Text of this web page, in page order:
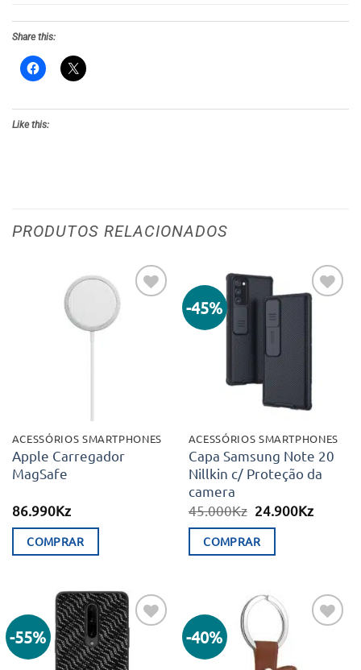
Share this:
Like this:
PRODUTOS RELACIONADOS
Adicionar
aos meus
ACESSÓRIOS SMARTPHONES
Apple Carregador
MagSafe
86.990Kz
COMPRAR
-45%
Adicionar
aos meus
desejos
ACESSÓRIOS SMARTPHONES
Capa Samsung Note 20
Nillkin c/ Proteção da
camera
45.000Kz O
original
era:
24.900KzO
COMPRAR
-55%
Adicionar
aos meus
-40%